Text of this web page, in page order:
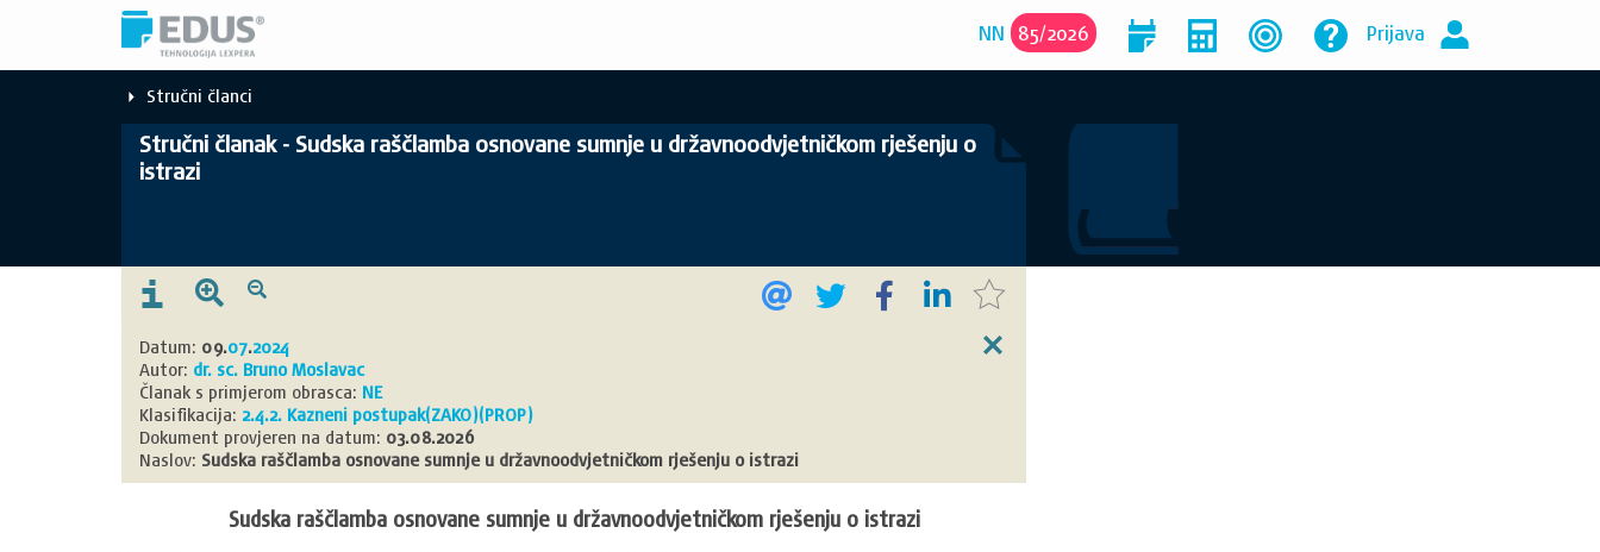
NN 85/2026 Prijava
Stručni članci
Stručni članak - Sudska raščlamba osnovane sumnje u državnoodvjetničkom rješenju o
istrazi
Datum: 09.07.2024
Autor: dr. sc. Bruno Moslavac
Članak s primjerom obrasca: NE
Klasifikacija: 2.4.2. Kazneni postupak(ZAKO)(PROP)
Dokument provjeren na datum: 03.08.2026
Naslov: Sudska raščlamba osnovane sumnje u državnoodvjetničkom rješenju o istrazi
Sudska raščlamba osnovane sumnje u državnoodvjetničkom rješenju o istrazi